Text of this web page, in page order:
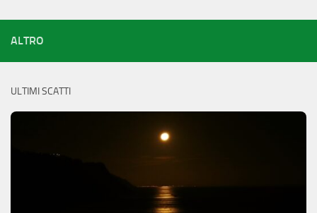
ALTRO
ULTIMI SCATTI